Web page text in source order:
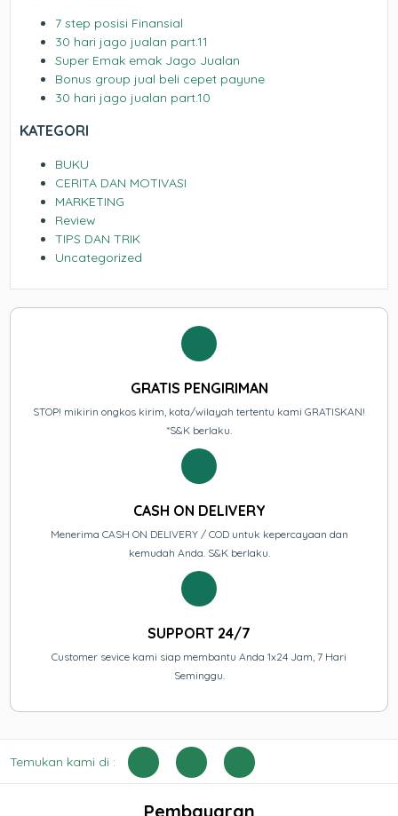
7 step posisi Finansial
30 hari jago jualan part.11
Super Emak emak Jago Jualan
Bonus group jual beli cepet payune
30 hari jago jualan part.10
KATEGORI
BUKU
CERITA DAN MOTIVASI
MARKETING
Review
TIPS DAN TRIK
Uncategorized
GRATIS PENGIRIMAN
STOP! mikirin ongkos kirim, kota/wilayah tertentu kami GRATISKAN!
*S&K berlaku.
CASH ON DELIVERY
Menerima CASH ON DELIVERY / COD untuk kepercayaan dan
kemudah Anda. S&K berlaku.
SUPPORT 24/7
Customer sevice kami siap membantu Anda 1x24 Jam, 7 Hari
Seminggu.
Temukan kami di :
Pembayaran